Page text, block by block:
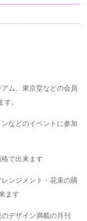
ム、東京堂などの会員
。
などのイベントに参加
で出来ます
ンジメント・花束の購
ます
デザイン満載の月刊